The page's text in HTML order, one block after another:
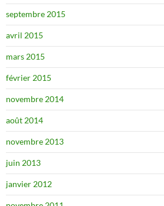
septembre 2015
avril 2015
mars 2015
février 2015
novembre 2014
août 2014
novembre 2013
juin 2013
janvier 2012